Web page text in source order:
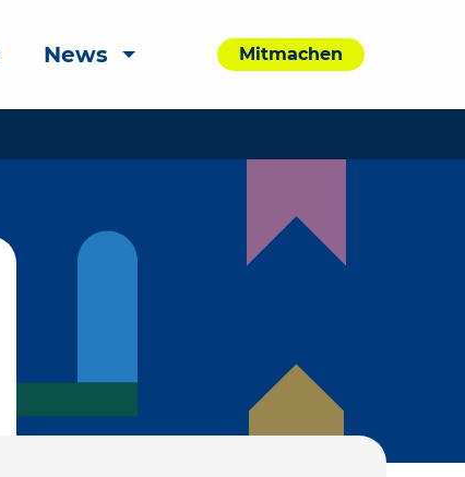
News Mitmachen